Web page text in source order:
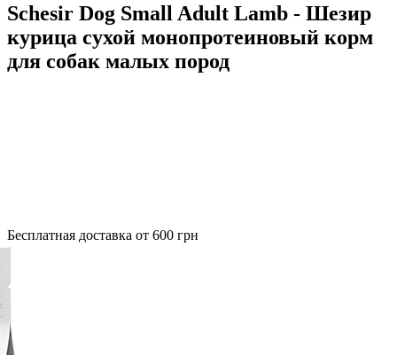
Schesir Dog Small Adult Lamb - Шезир
курица сухой монопротеиновый корм
для собак малых пород
Бесплатная доставка от 600 грн